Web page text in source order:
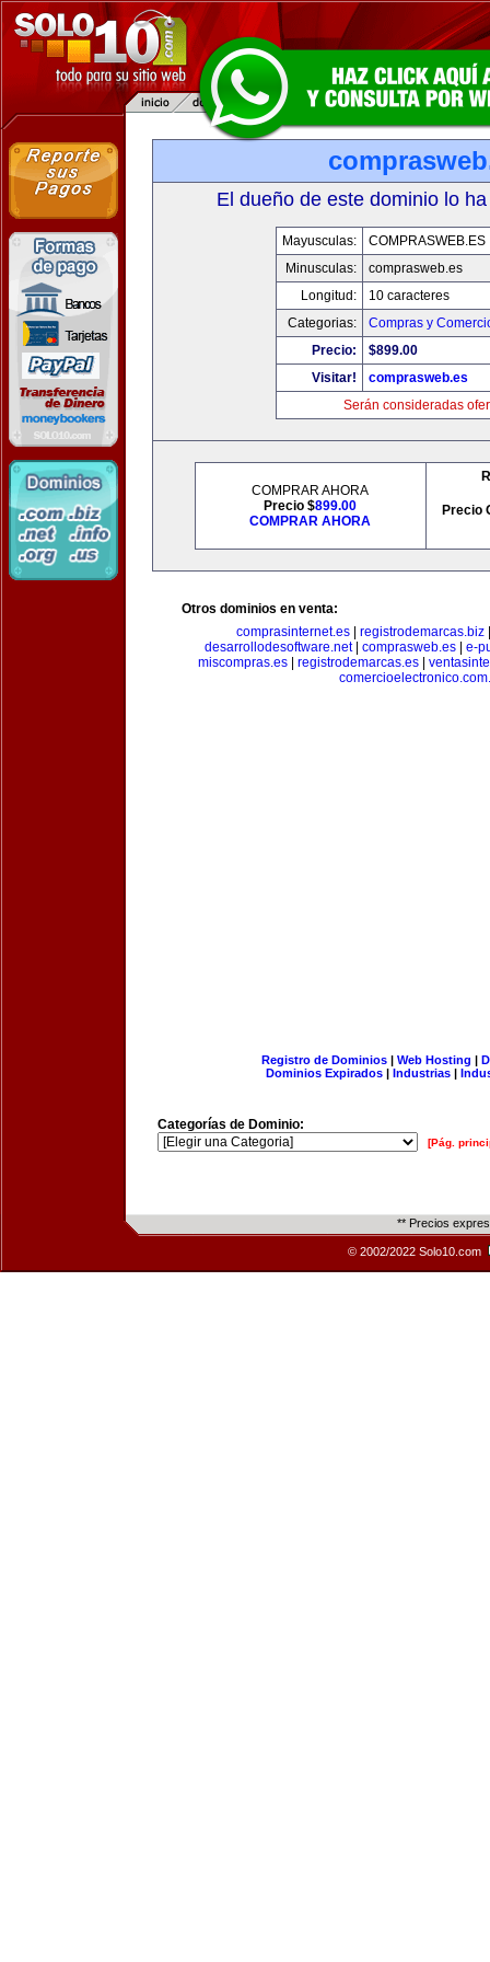
El dueño de este dominio lo
Mayusculas:
COMPRASWEB.ES
Minusculas:
comprasweb.es
Longitud:
10 caracteres
Categorias:
Compras y
Precio:
$899.00
Visitar!
comprasweb.es
Serán consideradas
COMPRAR AHORA
Precio $899.00
COMPRAR AHORA
Precio
Otros dominios en venta:
comprasinternet.es
registrodemarcas.biz
desarrollodesoftware.net| comprasweb.es| e-
miscompras.es
registrodemarcas.es
Registro de Dominios| Web Hosting |
Dominios Expirados | Industrias |
Categorías de Dominio:
[Pág.
** Precios
© 2002/2022 Solo10.com